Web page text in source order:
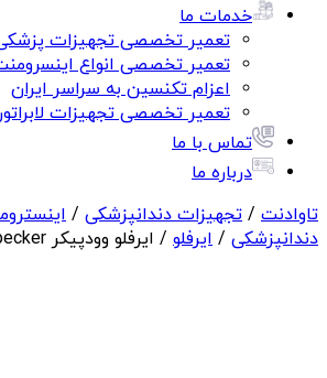
خدمات ما
تعمیر تخصصی تجهیزات
تعمیر تخصصی انواع
اعزام تکنسین به سراسر ایران
تعمیر تخصصی تجهیزات
تماس با ما
درباره ما
تاوادنت / تجهیزات دندانپزشکی /
دندانپزشکی / ایرفلو / ایرفلو وودپیکر Woodpecker مدل AP-P